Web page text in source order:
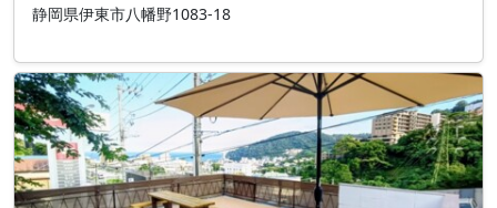
静岡県伊東市八幡野1083-18